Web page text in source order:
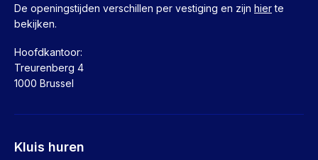
De openingstijden verschillen per vestiging en zijn hierte
bekijken.
Hoofdkantoor:
Treurenberg 4
1000 Brussel
Kluis huren